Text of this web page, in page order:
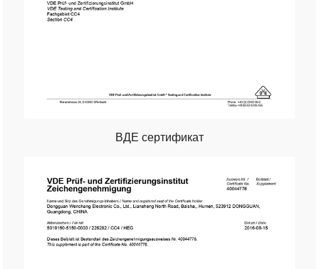
ВДЕ сертификат